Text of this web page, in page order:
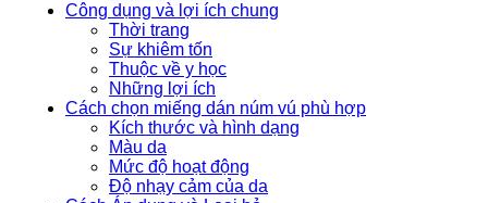
Công dụng và lợi ích chung
Thời trang
Sự khiêm tốn
Thuộc về y học
Những lợi ích
Cách chọn miếng dán núm vú phù hợp
Kích thước và hình dạng
Màu da
Mức độ hoạt động
Độ nhạy cảm của da